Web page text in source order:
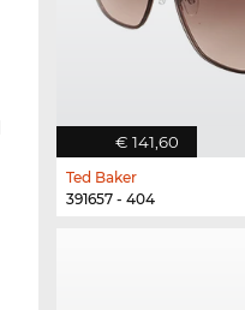
€ 141,60
Ted Baker
391657 - 404